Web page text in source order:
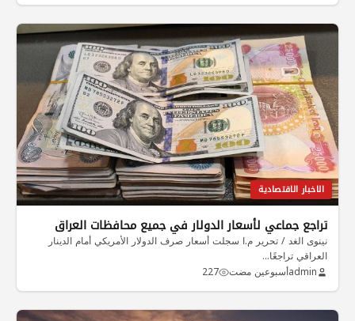
الاخبار الاقتصادية
تراجع جماعي لأسعار الدولار في جميع محافظات العراق
نينوى الغد / تحرير م.ا سجلت أسعار صرف الدولار الأمريكي أمام الدينار
العراقي تراجعًا…
adminأسبوعين مضت 227